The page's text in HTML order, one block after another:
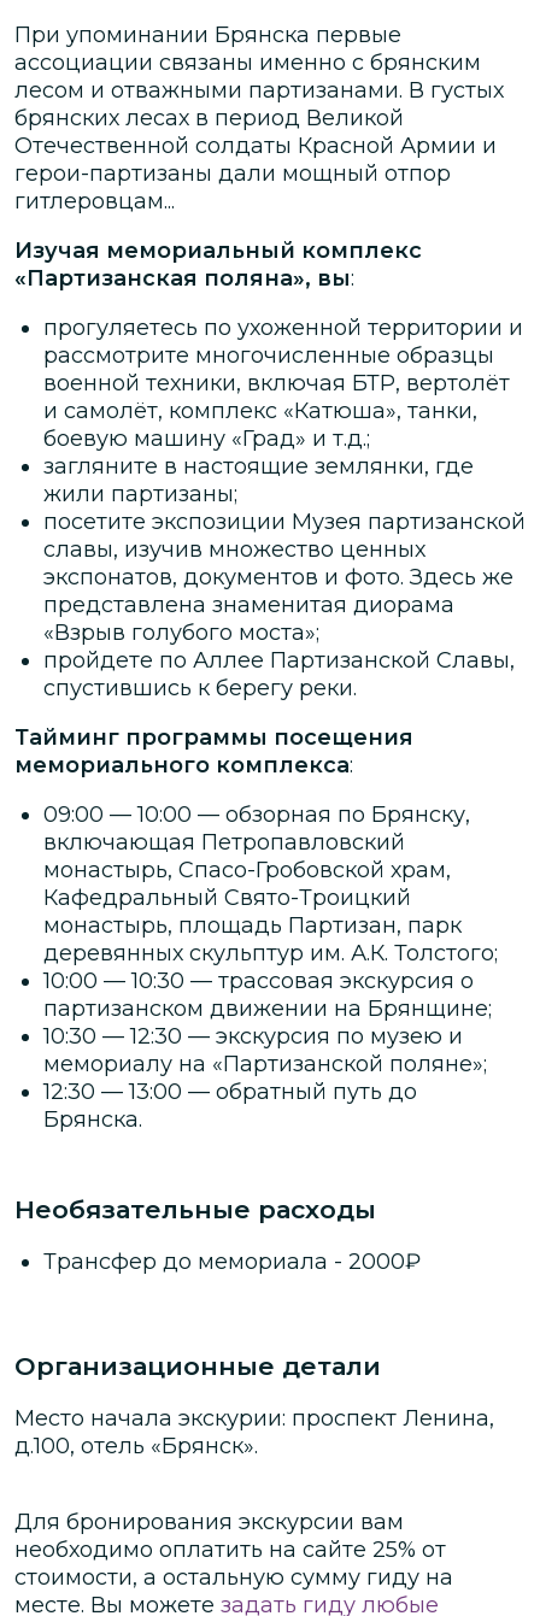
При упоминании Брянска первые
ассоциации связаны именно с брянским
лесом и отважными партизанами. В густых
брянских лесах в период Великой
Отечественной солдаты Красной Армии и
герои-партизаны дали мощный отпор
гитлеровцам...
Изучая мемориальный комплекс
«Партизанская поляна», вы:
прогуляетесь по ухоженной территории и
рассмотрите многочисленные образцы
военной техники, включая БТР, вертолёт
и самолёт, комплекс «Катюша», танки,
боевую машину «Град» и т.д.;
загляните в настоящие землянки, где
жили партизаны;
посетите экспозиции Музея партизанской
славы, изучив множество ценных
экспонатов, документов и фото. Здесь же
представлена знаменитая диорама
«Взрыв голубого моста»;
пройдете по Аллее Партизанской Славы,
спустившись к берегу реки.
Тайминг программы посещения
мемориального комплекса:
09:00 — 10:00 — обзорная по Брянску,
включающая Петропавловский
монастырь, Спасо-Гробовской храм,
Кафедральный Свято-Троицкий
монастырь, площадь Партизан, парк
деревянных скульптур им. А.К. Толстого;
10:00 — 10:30 — трассовая экскурсия о
партизанском движении на Брянщине;
10:30 — 12:30 — экскурсия по музею и
мемориалу на «Партизанской поляне»;
12:30 — 13:00 — обратный путь до
Брянска.
Необязательные расходы
Трансфер до мемориала - 2000₽
Организационные детали
Место начала экскурии: проспект Ленина,
д.100, отель «Брянск».
Для бронирования экскурсии вам
необходимо оплатить на сайте 25% от
стоимости, а остальную сумму гиду на
месте. Вы можете задать гиду любые